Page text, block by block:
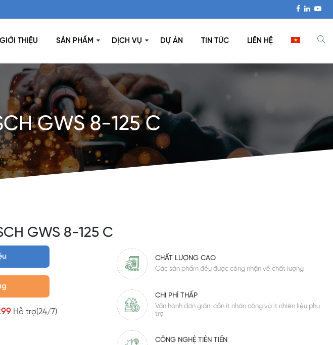
GIỚI THIỆU SẢN PHẨM DỊCH VỤ DỰ ÁN TIN TỨC LIÊN HỆ
GWS 8-125 C
GWS 8-125 C
Hỗ trợ(24/7)
CHẤT LƯỢNG CAO
Các sản phẩm đều được công nhận về chất lượng
CHI PHÍ THẤP
Vận hành đơn giản, cần ít nhân công và ít nhiên liệu phụ
trợ
CÔNG NGHỆ TIÊN TIẾN